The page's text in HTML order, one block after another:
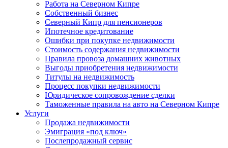
Работа на Северном Кипре
Собственный бизнес
Северный Кипр для пенсионеров
Ипотечное кредитование
Ошибки при покупке недвижимости
Стоимость содержания недвижимости
Правила провоза домашних животных
Выгоды приобретения недвижимости
Титулы на недвижимость
Процесс покупки недвижимости
Юридическое сопровождение сделки
Таможенные правила на авто на Северном Кипре
Услуги
Продажа недвижимости
Эмиграция «под ключ»
Послепродажный сервис